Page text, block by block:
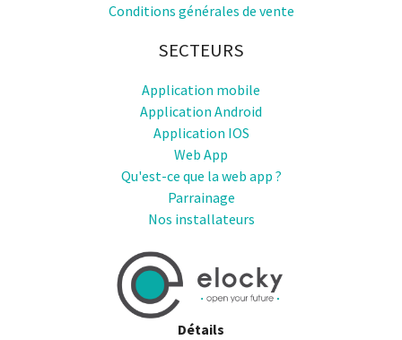
Conditions générales de vente
SECTEURS
Application mobile
Application Android
Application IOS
Web App
Qu'est-ce que la web app ?
Parrainage
Nos installateurs
Détails